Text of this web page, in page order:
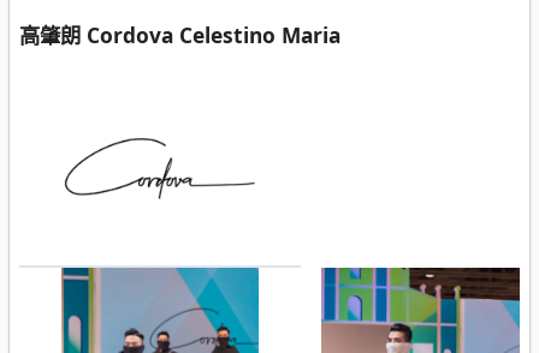
高肇朗 Cordova Celestino Maria